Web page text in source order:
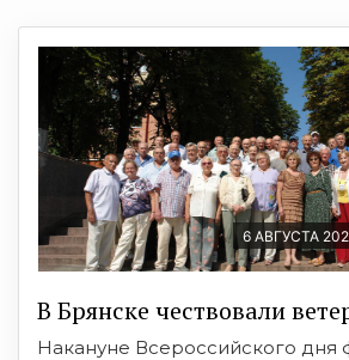
6 АВГУСТА
В Брянске чествовали
Накануне Всероссийского дня